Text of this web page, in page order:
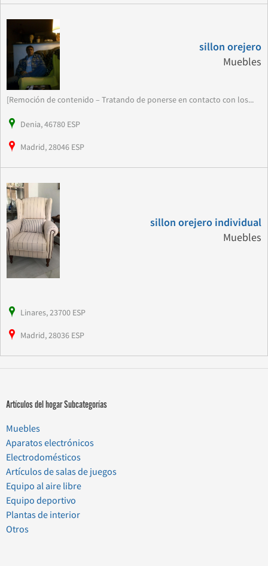
sillon orejero
Muebles
[Remoción de contenido – Tratando de ponerse en contacto con los...
Denia, 46780 ESP
Madrid, 28046 ESP
sillon orejero individual
Muebles
Linares, 23700 ESP
Madrid, 28036 ESP
Artículos del hogar Subcategorías
Muebles
Aparatos electrónicos
Electrodomésticos
Artículos de salas de juegos
Equipo al aire libre
Equipo deportivo
Plantas de interior
Otros